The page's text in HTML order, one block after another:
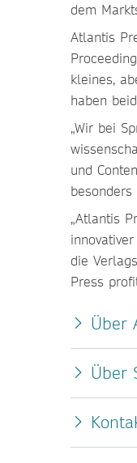
dem
Atlantis
kleines,
haben
„Wir bei
und
„Atlantis
die
Press
Über
Über